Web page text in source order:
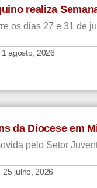
realiza
os dias 27 e 31 de
1 agosto, 2026
da Diocese em
pelo Setor
25 julho, 2026